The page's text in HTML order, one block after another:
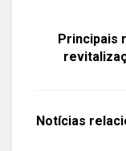
Principais
Notícias